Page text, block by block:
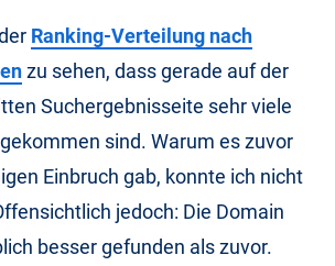
Ranking-Verteilung nach
zu sehen, dass gerade auf der
Suchergebnisseite sehr viele
sind. Warum es zuvor
Einbruch gab, konnte ich nicht
jedoch: Die Domain
besser gefunden als zuvor.